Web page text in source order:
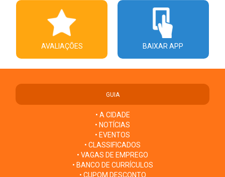
AVALIAÇÕES BAIXAR APP
GUIA
• A CIDADE
• NOTÍCIAS
• EVENTOS
• CLASSIFICADOS
• VAGAS DE EMPREGO
• BANCO DE CURRÍCULOS
• CUPOM DESCONTO